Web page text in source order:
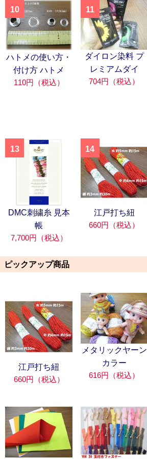
10
ハトメの使い方・
付け方 ハトメ
110円（税込）
11
ダイロン染料 プ
レミアムダイ
704円（税込）
13
DMC刺繍糸 見本
帳
7,700円（税込）
14
江戸打ち紐
660円（税込）
ピックアップ商品
江戸打ち紐
660円（税込）
メタリックヤーン
カラー
616円（税込）